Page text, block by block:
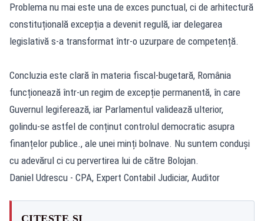
Problema nu mai este una de exces punctual, ci de arhitectură
constituțională excepția a devenit regulă, iar delegarea
legislativă s-a transformat într-o uzurpare de competență.
Concluzia este clară în materia fiscal-bugetară, România
funcționează într-un regim de excepție permanentă, în care
Guvernul legiferează, iar Parlamentul validează ulterior,
golindu-se astfel de conținut controlul democratic asupra
finanțelor publice., ale unei minți bolnave. Nu suntem conduși
cu adevărul ci cu pervertirea lui de către Bolojan.
Daniel Udrescu - CPA, Expert Contabil Judiciar, Auditor
CITEȘTE ȘI